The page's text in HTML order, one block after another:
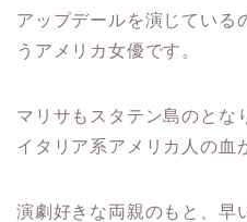
アップデールを演じている
うアメリカ女優です。
マリサもスタテン島のとな
イタリア系アメリカ人の血
演劇好きな両親のもと、早